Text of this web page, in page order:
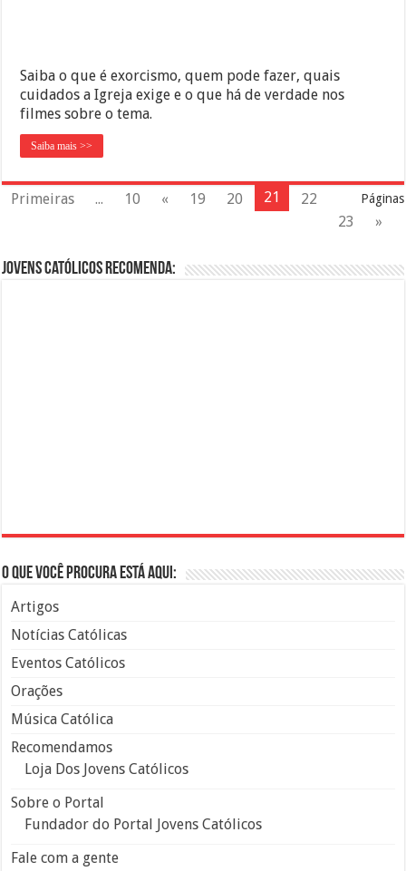
Saiba o que é exorcismo, quem pode fazer, quais
cuidados a Igreja exige e o que há de verdade nos
filmes sobre o tema.
Saiba mais >>
Páginas
Primeiras ... 10 « 19 20 21
22
23
»
Jovens Católicos Recomenda:
O que você procura está aqui:
Artigos
Notícias Católicas
Eventos Católicos
Orações
Música Católica
Recomendamos
Loja Dos Jovens Católicos
Sobre o Portal
Fundador do Portal Jovens Católicos
Fale com a gente